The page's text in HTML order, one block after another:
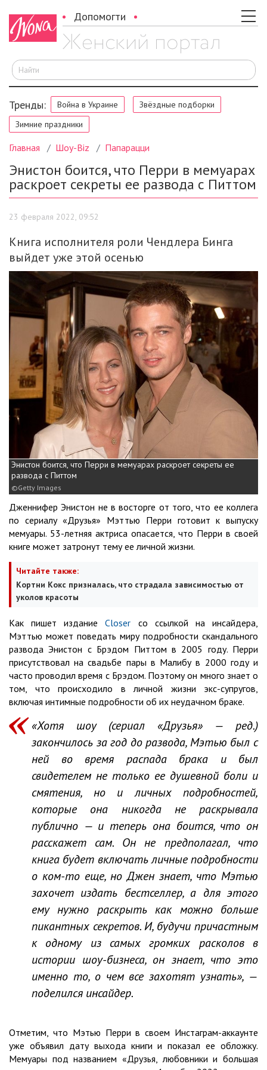
Допомогти
Тренды: Война в Украине
Звёздные подборки
Зимние праздники
Главная Шоу-Biz Папарацци
Энистон боится, что Перри в мемуарах
раскроет секреты ее развода с Питтом
23 февраля 2022, 09:52
Книга исполнителя роли Чендлера Бинга
выйдет уже этой осенью
Энистон боится, что Перри в мемуарах раскроет секреты ее
развода с Питтом
Getty Images
Дженнифер Энистон не в восторге от того, что ее коллега
по сериалу «Друзья» Мэттью Перри готовит к выпуску
мемуары. 53-летняя актриса опасается, что Перри в своей
книге может затронут тему ее личной жизни.
Читайте также:
Кортни Кокс призналась, что страдала зависимостью от
уколов красоты
Как пишет изданиеCloser со ссылкой на инсайдера,
Мэттью может поведать миру подробности скандального
развода Энистон с Брэдом Питтом в 2005 году. Перри
присутствовал на свадьбе пары в Малибу в 2000 году и
часто проводил время с Брэдом. Поэтому он много знает о
том, что происходило в личной жизни экс-супругов,
включая интимные подробности об их неудачном браке.
«Хотя шоу (сериал «Друзья» — ред.)
закончилось за год до развода, Мэтью был с
ней во время распада брака и был
свидетелем не только ее душевной боли и
смятения, но и личных подробностей,
которые она никогда не раскрывала
публично — и теперь она боится, что он
расскажет сам. Он не предполагал, что
книга будет включать личные подробности
о ком-то еще, но Джен знает, что Мэтью
захочет издать бестселлер, а для этого
ему нужно раскрыть как можно больше
пикантных секретов. И, будучи причастным
к одному из самых громких расколов в
истории шоу-бизнеса, он знает, что это
именно то, о чем все захотят узнать», —
поделился инсайдер.
Отметим, что Мэтью Перри в своем Инстаграм-аккаунте
уже объявил дату выхода книги и показал ее обложку.
Мемуары под названием «Друзья, любовники и большая